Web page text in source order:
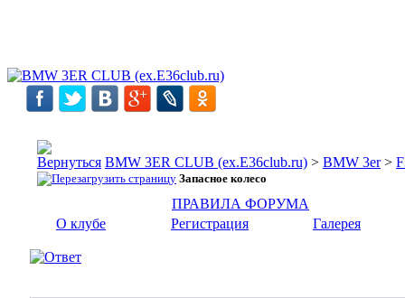
BMW 3ER CLUB (ex.E36club.ru) > BMW 3er >
Запасное колесо
ПРАВИЛА ФОРУМА
О клубе
Регистрация Галерея